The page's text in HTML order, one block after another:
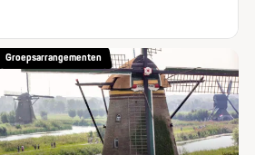
Groepsarrangementen